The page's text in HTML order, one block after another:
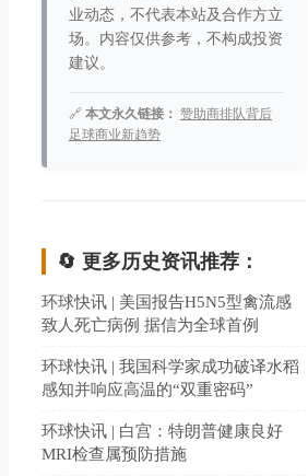
业动态，不代表本站及合作方立
场。内容仅供参考，不构成投资
建议。
🔗 本文永久链接： 赞助商排队背后
足球商业新趋势
🔄 更多历史资讯推荐：
环球快讯 | 美国报告H5N5型禽流感
致人死亡病例 据信为全球首例
环球快讯 | 我国科学家成功破译水稻
感知并响应高温的“双重密码”
环球快讯 | 白宫：特朗普健康良好
MRI检查属预防措施